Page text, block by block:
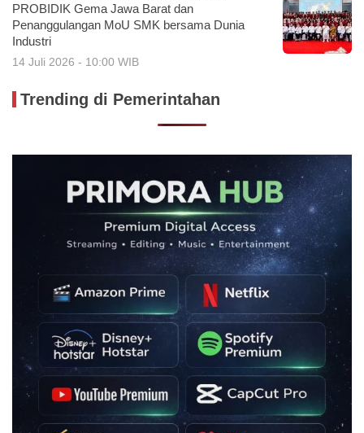
PROBIDIK Gema Jawa Barat dan
Penanggulangan MoU SMK bersama Dunia
Industri
14 Juli 2026 - 10:00 WIB
Trending di Pemerintahan